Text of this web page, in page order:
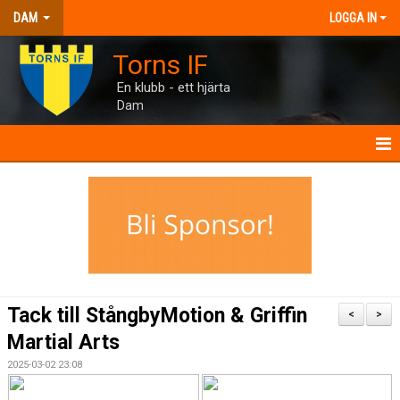
DAM LOGGA IN
Torns IF
En klubb - ett hjärta
Dam
MANUAL
TORNHUSET
>
<
Tack till StångbyMotion & Griffin
Martial Arts
2025-03-02 23:08